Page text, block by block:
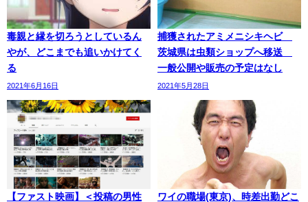
毒親と縁を切ろうとしているん
やが、どこまでも追いかけてく
る
2021年6月16日
捕獲されたアミメニシキヘビ
茨城県は虫類ショップへ移送
一般公開や販売の予定はなし
2021年5月28日
【ファスト映画】＜投稿の男性
ワイの職場(東京)、時差出勤どこ